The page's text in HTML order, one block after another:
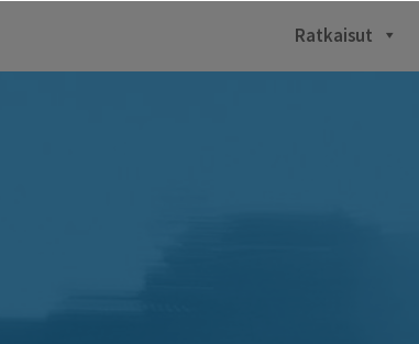
Ratkaisut